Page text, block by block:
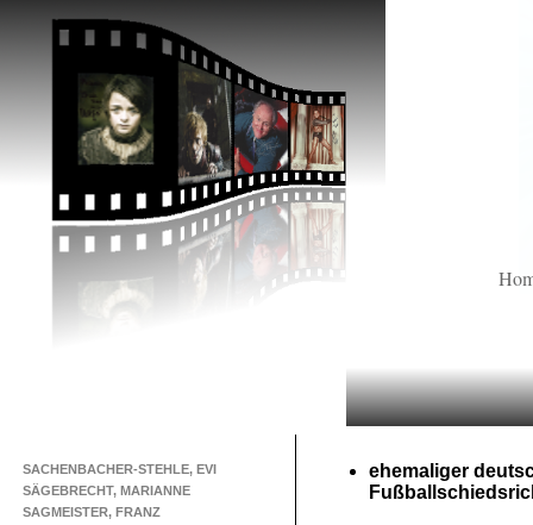
SACHENBACHER-STEHLE, EVI
SÄGEBRECHT, MARIANNE
SAGMEISTER, FRANZ
ehemaliger